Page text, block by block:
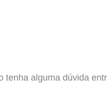
tenha alguma dúvida